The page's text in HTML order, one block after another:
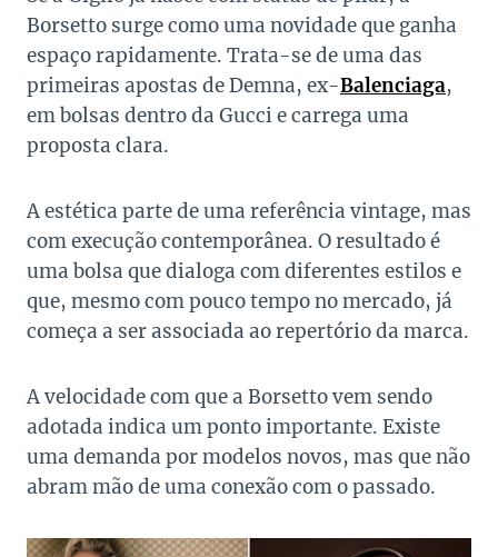
Borsetto surge como uma novidade que ganha
espaço rapidamente. Trata-se de uma das
primeiras apostas de Demna, ex-Balenciaga,
em bolsas dentro da Gucci e carrega uma
proposta clara.
A estética parte de uma referência vintage, mas
com execução contemporânea. O resultado é
uma bolsa que dialoga com diferentes estilos e
que, mesmo com pouco tempo no mercado, já
começa a ser associada ao repertório da marca.
A velocidade com que a Borsetto vem sendo
adotada indica um ponto importante. Existe
uma demanda por modelos novos, mas que não
abram mão de uma conexão com o passado.